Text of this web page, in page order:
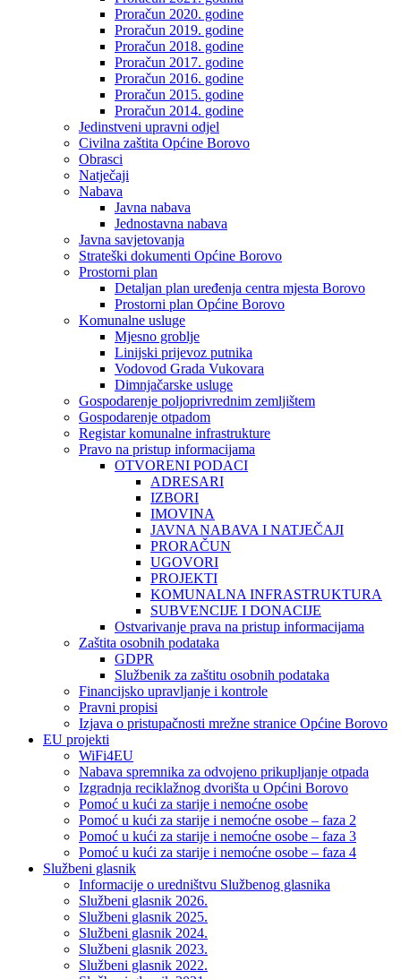
Proračun 2020. godine
Proračun 2019. godine
Proračun 2018. godine
Proračun 2017. godine
Proračun 2016. godine
Proračun 2015. godine
Proračun 2014. godine
Jedinstveni upravni odjel
Civilna zaštita Općine Borovo
Obrasci
Natječaji
Nabava
Javna nabava
Jednostavna nabava
Javna savjetovanja
Strateški dokumenti Općine Borovo
Prostorni plan
Detaljan plan uređenja centra mjesta Borovo
Prostorni plan Općine Borovo
Komunalne usluge
Mjesno groblje
Linijski prijevoz putnika
Vodovod Grada Vukovara
Dimnjačarske usluge
Gospodarenje poljoprivrednim zemljištem
Gospodarenje otpadom
Registar komunalne infrastrukture
Pravo na pristup informacijama
OTVORENI PODACI
ADRESARI
IZBORI
IMOVINA
JAVNA NABAVA I NATJEČAJI
PRORAČUN
UGOVORI
PROJEKTI
KOMUNALNA INFRASTRUKTURA
SUBVENCIJE I DONACIJE
Ostvarivanje prava na pristup informacijama
Zaštita osobnih podataka
GDPR
Službenik za zaštitu osobnih podataka
Financijsko upravljanje i kontrole
Pravni propisi
Izjava o pristupačnosti mrežne stranice Općine Borovo
EU projekti
WiFi4EU
Nabava spremnika za odvojeno prikupljanje otpada
Izgradnja reciklažnog dvorišta u Općini Borovo
Pomoć u kući za starije i nemoćne osobe
Pomoć u kući za starije i nemoćne osobe – faza 2
Pomoć u kući za starije i nemoćne osobe – faza 3
Pomoć u kući za starije i nemoćne osobe – faza 4
Službeni glasnik
Informacije o uredništvu Službenog glasnika
Službeni glasnik 2026.
Službeni glasnik 2025.
Službeni glasnik 2024.
Službeni glasnik 2023.
Službeni glasnik 2022.